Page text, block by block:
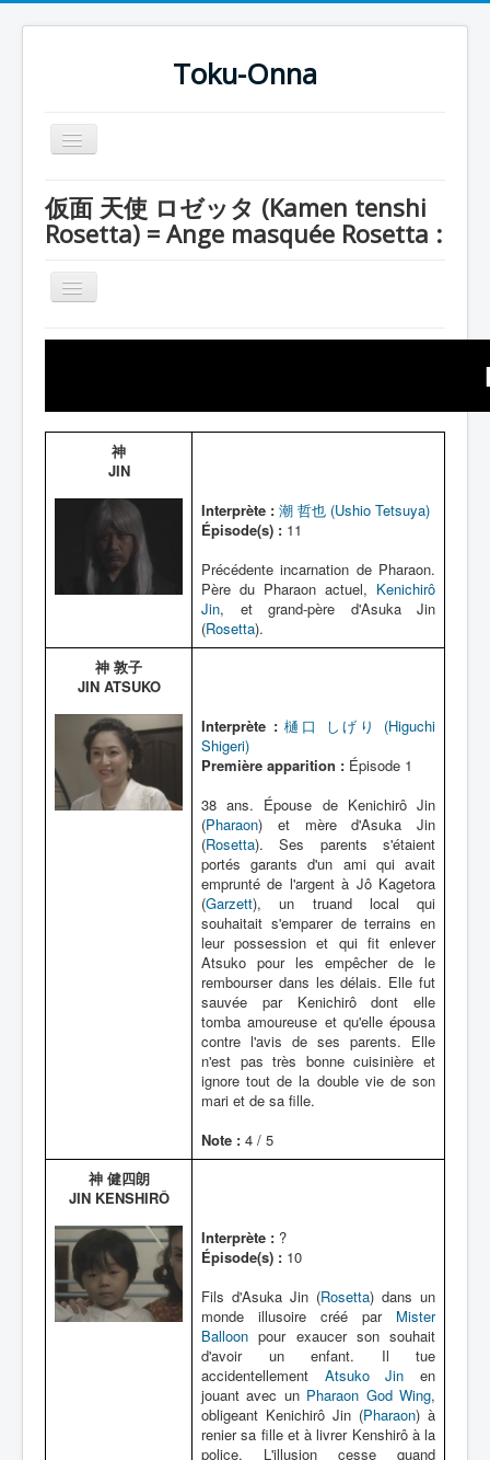
Toku-Onna
Basculer
la
Accueil
Toku-Actrices
Toku-Critiques
Séries
Films
Dessins
Artiste Asperger
仮面 天使 ロゼッタ (Kamen tenshi
Rosetta) = Ange masquée Rosetta :
Basculer
la
Série
Pharaon
Artefacts
Environnement
Chronologie
神
JIN
Interprète : 潮 哲也 (Ushio Tetsuya)
Épisode(s) : 11
Précédente incarnation de Pharaon.
Père du Pharaon actuel, Kenichirô
Jin, et grand-père d'Asuka Jin
(Rosetta).
神 敦子
JIN ATSUKO
Interprète : 樋口 しげり (Higuchi
Shigeri)
Première apparition : Épisode 1
38 ans. Épouse de Kenichirô Jin
(Pharaon) et mère d'Asuka Jin
(Rosetta). Ses parents s'étaient
portés garants d'un ami qui avait
emprunté de l'argent à Jô Kagetora
(Garzett), un truand local qui
souhaitait s'emparer de terrains en
leur possession et qui fit enlever
Atsuko pour les empêcher de le
rembourser dans les délais. Elle fut
sauvée par Kenichirô dont elle
tomba amoureuse et qu'elle épousa
contre l'avis de ses parents. Elle
n'est pas très bonne cuisinière et
ignore tout de la double vie de son
mari et de sa fille.
Note : 4 / 5
神 健四朗
JIN KENSHIRÔ
Interprète : ?
Épisode(s) : 10
Fils d'Asuka Jin (Rosetta) dans un
monde illusoire créé par Mister
Balloon pour exaucer son souhait
d'avoir un enfant. Il tue
accidentellement Atsuko Jin en
jouant avec un Pharaon God Wing,
obligeant Kenichirô Jin (Pharaon) à
renier sa fille et à livrer Kenshirô à la
police. L'illusion cesse quand